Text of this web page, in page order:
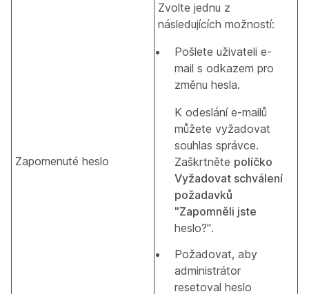
Zapomenuté heslo
Zvolte jednu z
následujících možností:
Pošlete uživateli e-
mail s odkazem pro
změnu hesla.
K odeslání e-mailů
můžete vyžadovat
souhlas správce.
Zaškrtněte políčko
Vyžadovat schválení
požadavků
"Zapomněli jste
heslo?".
Požadovat, aby
administrátor
resetoval heslo